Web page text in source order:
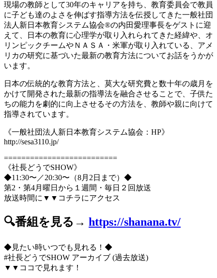
現場の教師として30年のキャリアを持ち、教育委員会で教員
に子ども達のよさを伸ばす指導方法を伝授してきた一般社団
法人新日本教育システム協会®の内田愛理事長をゲストに迎
えて、日本の教育に心理学が取り入れられてきた経緯や、オ
リンピックチームやＮＡＳＡ・米軍が取り入れている、アメ
リカの研究に基づいた最新の教育方法についてお話をうかが
います。
日本の伝統的な教育方法と、莫大な研究費と数十年の歳月を
かけて開発された最新の指導法を融合させることで、子供た
ちの能力を劇的に向上させるその方法を、教師や親に向けて
指導されています。
《一般社団法人新日本教育システム協会：HP》
http://sesa3110.jp/
==========================
《社長どうでSHOW》
◆11:30〜／20:30〜（8月2日まで）◆
第2・第4月曜日から１週間・毎日２回放送
放送時間に▼▼コチラにアクセス
🔍番組を見る→ https://shanana.tv/
◆見たい時いつでも見れる！◆
#社長どうでSHOW アーカイブ (過去放送)
▼▼ココで見れます！